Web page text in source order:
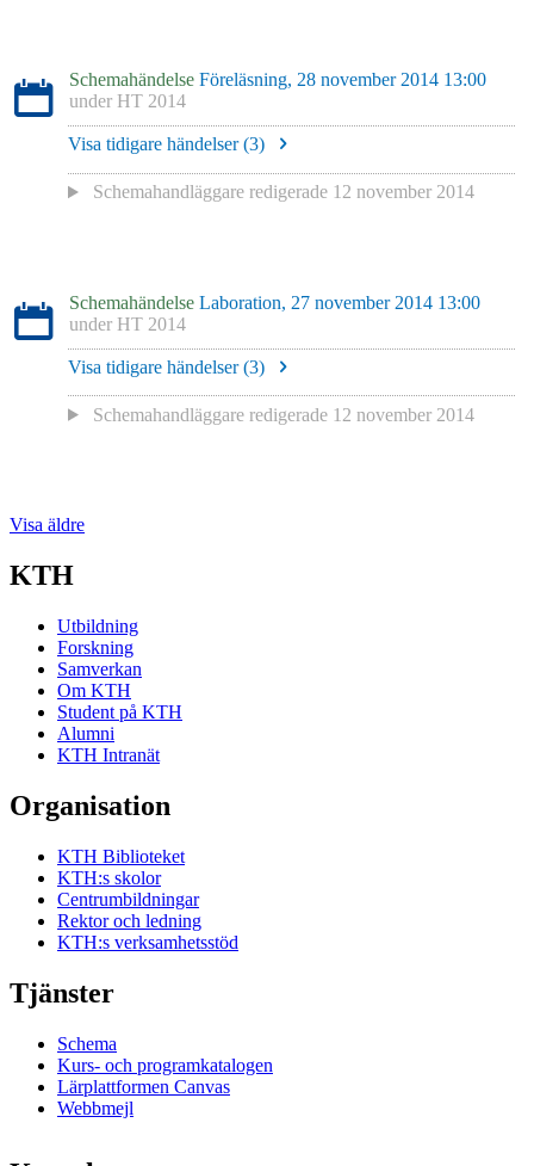
Schemahändelse Föreläsning, 28 november 2014 13:00
under HT 2014
Visa tidigare händelser (3)
Schemahandläggare redigerade 12 november 2014
Schemahändelse Laboration, 27 november 2014 13:00
under HT 2014
Visa tidigare händelser (3)
Schemahandläggare redigerade 12 november 2014
Visa äldre
KTH
Utbildning
Forskning
Samverkan
Om KTH
Student på KTH
Alumni
KTH Intranät
Organisation
KTH Biblioteket
KTH:s skolor
Centrumbildningar
Rektor och ledning
KTH:s verksamhetsstöd
Tjänster
Schema
Kurs- och programkatalogen
Lärplattformen Canvas
Webbmejl